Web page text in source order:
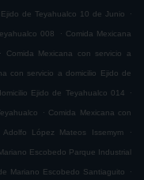
de Teyahualco 10 de Junio .
008 . Comida Mexicana
. Comida Mexicana con servicio a
con servicio a domicilio Ejido de
Ejido de Teyahualco 014 .
. Comida Mexicana con
López Mateos Issemym .
Escobedo Parque Industrial
Mariano Escobedo Santiaguito .